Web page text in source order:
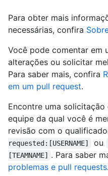
Para obter mais
necessárias, confira
Você pode comentar em
alterações ou solicitar
Para saber mais, confira
em um pull request.
Encontre uma
equipe da qual você é
revisão com o
requested:[USERNAME]
ou
[TEAMNAME]
. Para saber
problemas e pull requests.